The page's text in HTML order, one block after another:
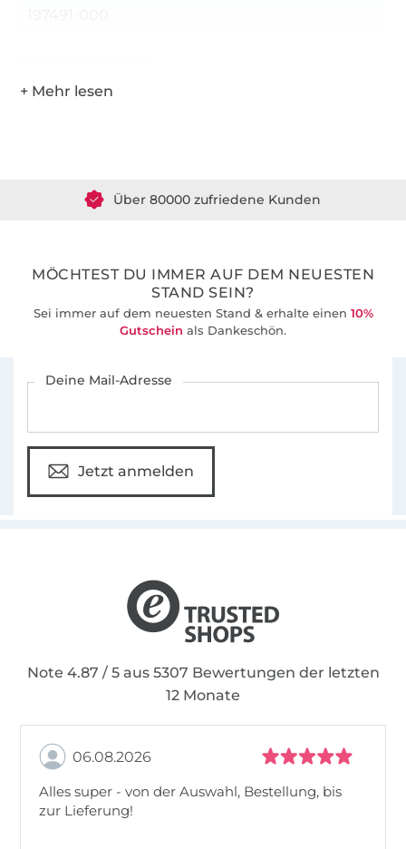
MÖCHTEST DU IMMER AUF DEM NEUESTEN
STAND SEIN?
Sei immer auf dem neuesten Stand & erhalte einen 10%
Gutschein als Dankeschön.
Deine Mail-Adresse
Jetzt anmelden
Note 4.87 / 5 aus 5307 Bewertungen der letzten
12 Monate
06.08.2026
Alles super - von der Auswahl, Bestellung, bis
zur Lieferung!